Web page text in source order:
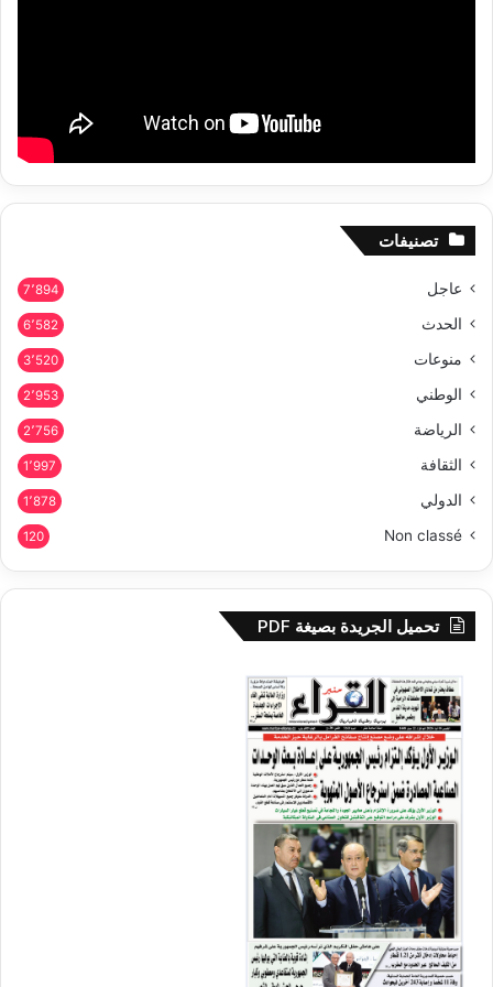
تصنيفات
عاجل 7٬894
الحدث 6٬582
منوعات 3٬520
الوطني 2٬953
الرياضة 2٬756
الثقافة 1٬997
الدولي 1٬878
Non classé
120
تحميل الجريدة بصيغة PDF